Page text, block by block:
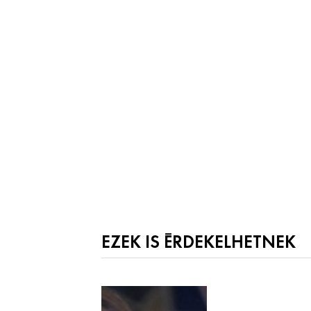
EZEK IS ÉRDEKELHETNEK